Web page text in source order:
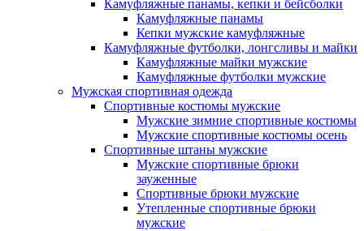
Камуфляжные панамы, кепки и бейсболки
Камуфляжные панамы
Кепки мужские камуфляжные
Камуфляжные футболки, лонгсливы и майки
Камуфляжные майки мужские
Камуфляжные футболки мужские
Мужская спортивная одежда
Спортивные костюмы мужские
Мужские зимние спортивные костюмы
Мужские спортивные костюмы осень
Спортивные штаны мужские
Мужские спортивные брюки
зауженные
Спортивные брюки мужские
Утепленные спортивные брюки
мужские